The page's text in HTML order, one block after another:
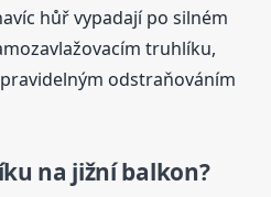
hůř vypadají po silném
truhlíku,
odstraňováním
na jižní balkon?